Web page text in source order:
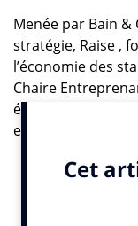
Menée par Bain
stratégie, Raise ,
l’économie des
Chaire
édition de cette
effervescence
derniers? Avec
poursuivis? Et